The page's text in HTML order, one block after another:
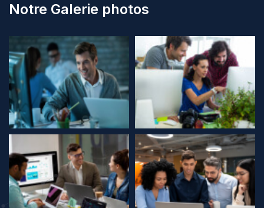
Notre Galerie photos